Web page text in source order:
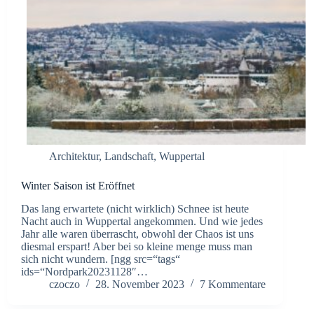
Architektur, Landschaft, Wuppertal
Winter Saison ist Eröffnet
Das lang erwartete (nicht wirklich) Schnee ist heute
Nacht auch in Wuppertal angekommen. Und wie jedes
Jahr alle waren überrascht, obwohl der Chaos ist uns
diesmal erspart! Aber bei so kleine menge muss man
sich nicht wundern. [ngg src=“tags“
ids=“Nordpark20231128″…
czoczo
28. November 2023 7 Kommentare